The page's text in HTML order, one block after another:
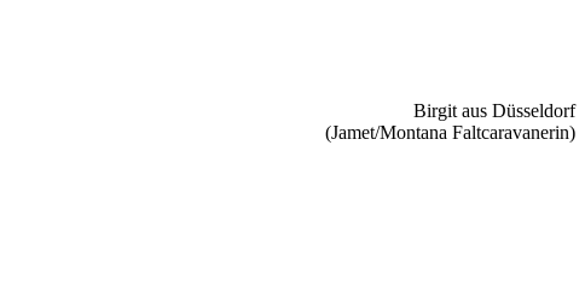
Birgit aus Düsseldorf
(Jamet/Montana Faltcaravanerin)